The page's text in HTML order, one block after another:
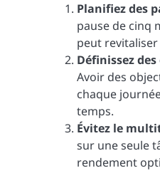
Planifiez des
pause de cinq
peut
Définissez
Avoir des
chaque
temps.
Évitez le
sur une seule
rendement